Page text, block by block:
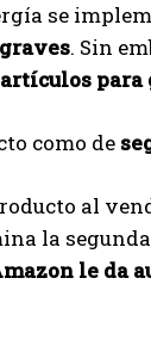
se
. Sin
como de
al
la segunda
le da